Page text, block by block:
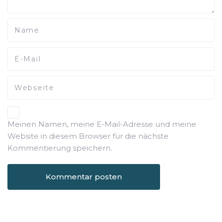
Meinen Namen, meine E-Mail-Adresse und meine
Website in diesem Browser für die nächste
Kommentierung speichern.